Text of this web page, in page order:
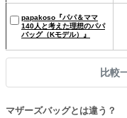
papakoso『パパ＆ママ
140人と考えた理想のパパ
バッグ（Kモデル）』
比較
マザーズバッグとは違う？